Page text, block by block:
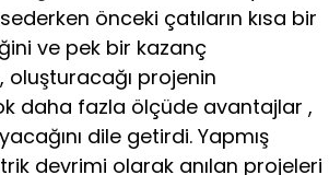
önceki çatıların kısa bir
ve pek bir kazanç
, oluşturacağı projenin
daha fazla ölçüde avantajlar ,
dile getirdi. Yapmış
devrimi olarak anılan projeleri